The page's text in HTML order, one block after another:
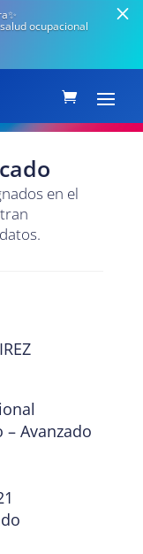
ocupacional
en el
Avanzado